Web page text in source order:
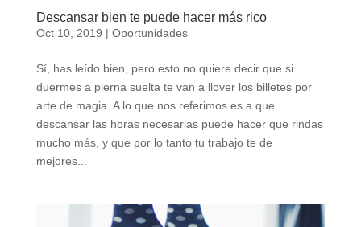
Descansar bien te puede hacer más rico
Oct 10, 2019 | Oportunidades
Sí, has leído bien, pero esto no quiere decir que si
duermes a pierna suelta te van a llover los billetes por
arte de magia. A lo que nos referimos es a que
descansar las horas necesarias puede hacer que rindas
mucho más, y que por lo tanto tu trabajo te de
mejores...